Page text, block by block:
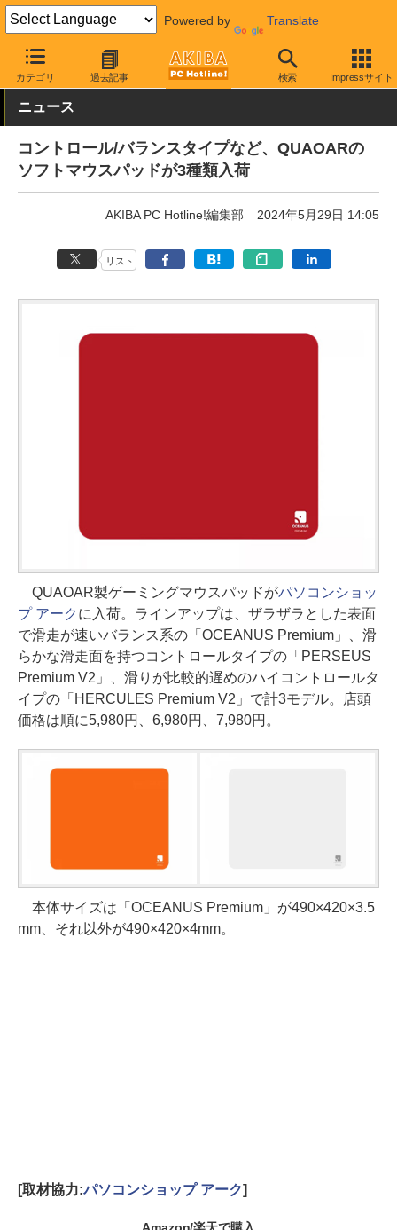
Powered by Translate
カテゴリ 過去記事 検索 Impressサイト
AKIBA PC Hotline! PC周辺機器 マウスパッド その他
ニュース
コントロール/バランスタイプなど、QUAOARの
ソフトマウスパッドが3種類入荷
AKIBA PC Hotline!編集部 2024年5月29日 14:05
リスト
QUAOAR製ゲーミングマウスパッドがパソコンショッ
プ アーク に入荷。ラインアップは、ザラザラとした表面
で滑走が速いバランス系の「OCEANUS Premium」、滑
らかな滑走面を持つコントロールタイプの「PERSEUS
Premium V2」、滑りが比較的遅めのハイコントロールタ
イプの「HERCULES Premium V2」で計3モデル。店頭
価格は順に5,980円、6,980円、7,980円。
本体サイズは「OCEANUS Premium」が490×420×3.5
mm、それ以外が490×420×4mm。
[取材協力:パソコンショップ アーク]